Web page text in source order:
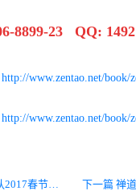
8899-23 QQ:
http://www.zentao.net/book/
http://www.zentao.net/book/
上一篇 易软天创团队2017春节放假通知 下一篇 禅